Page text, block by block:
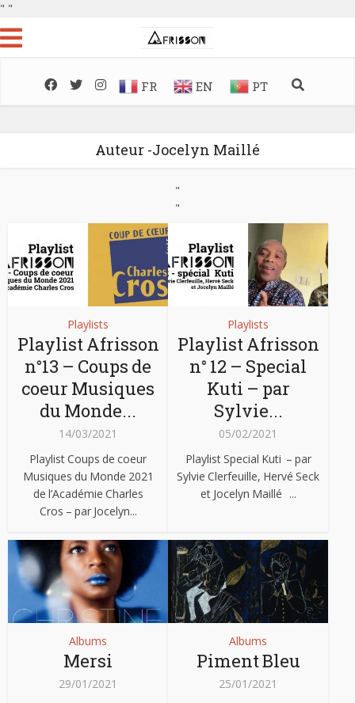
" "
FR EN PT
Auteur -Jocelyn Maillé
"
"
Playlists
Playlist Afrisson
n°13 – Coups de
coeur Musiques
du Monde...
14/03/2021
Playlist Coups de coeur
Musiques du Monde 2021
de l’Académie Charles
Cros – par Jocelyn...
Playlists
Playlist Afrisson
n° 12 – Special
Kuti – par
Sylvie...
05/02/2021
Playlist Special Kuti – par
Sylvie Clerfeuille, Hervé Seck
et Jocelyn Maillé ...
Albums
Mersi
29/01/2021
Albums
Piment Bleu
25/01/2021